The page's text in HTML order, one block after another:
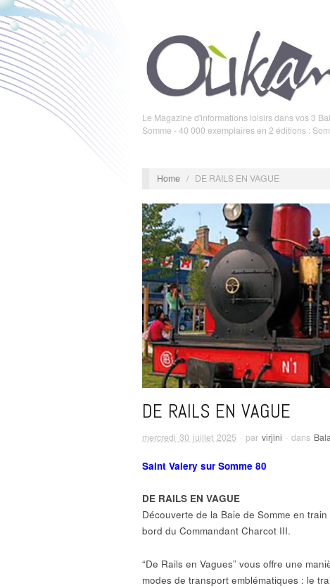
Le Magazine d'informations loisirs dans vos 3
Somme - 40 000 exemplaires en 2 éditions :
Home / DE RAILS EN VAGUE
DE RAILS EN VAGUE
mercredi 30 juillet 2025 · par virjini · dans
Saint Valery sur Somme 80
DE RAILS EN VAGUE
Découverte de la Baie de Somme en
bord du Commandant Charcot III.
“De Rails en Vagues” vous offre une
modes de transport emblématiques : le